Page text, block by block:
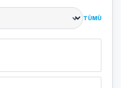
TÜMÜ